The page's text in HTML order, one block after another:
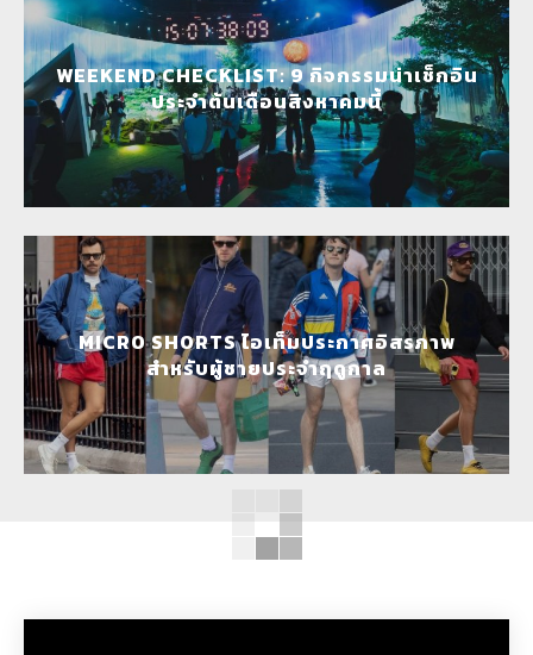
WEEKEND CHECKLIST: 9 กิจกรรมน่าเช็กอิน
ประจำต้นเดือนสิงหาคมนี้
MICRO SHORTS ไอเท็มประกาศอิสรภาพ
สำหรับผู้ชายประจำฤดูกาล